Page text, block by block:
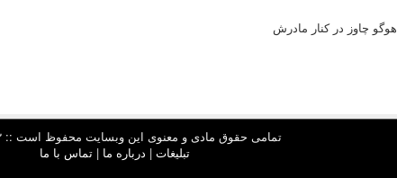
هوگو چاوز در کنار مادرش
تمامی حقوق مادی و معنوی این وبسایت محفوظ است :: ۱۴۰۳-۱۳۸۴
تبلیغات | درباره ما |تماس با ما